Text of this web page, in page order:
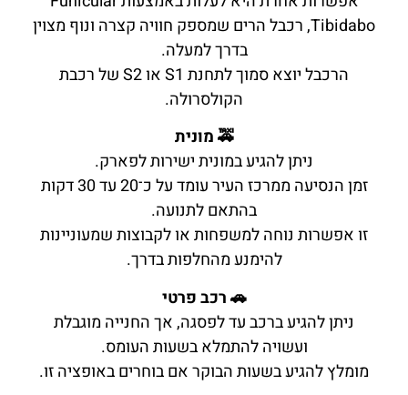
Tibidabo, רכבל הרים שמספק חוויה קצרה ונוף מצוין
בדרך למעלה.
הרכבל יוצא סמוך לתחנת S1 או S2 של רכבת
הקולסרולה.
🚕 מונית
ניתן להגיע במונית ישירות לפארק.
זמן הנסיעה ממרכז העיר עומד על כ־20 עד 30 דקות
בהתאם לתנועה.
זו אפשרות נוחה למשפחות או לקבוצות שמעוניינות
להימנע מהחלפות בדרך.
🚗 רכב פרטי
ניתן להגיע ברכב עד לפסגה, אך החנייה מוגבלת
ועשויה להתמלא בשעות העומס.
מומלץ להגיע בשעות הבוקר אם בוחרים באופציה זו.